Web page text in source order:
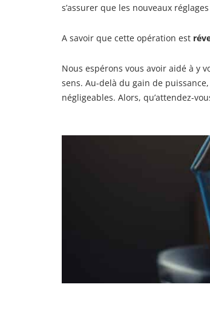
s’assurer que les nouveaux
A savoir que cette opération est
Nous espérons vous avoir aidé à y
sens. Au-delà du gain de
négligeables. Alors, qu’attendez-